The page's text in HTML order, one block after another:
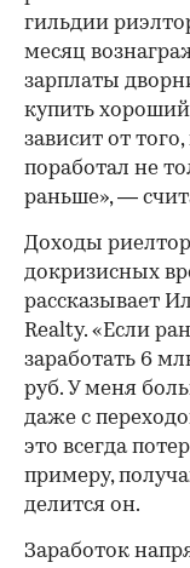
гильдии
месяц
зарплаты
купить
зависит от
поработал не
раньше», —
Доходы
докризисных
рассказывает
Realty. «Если
заработать 6
руб. У меня
даже с
это всегда
примеру,
делится он.
Заработок